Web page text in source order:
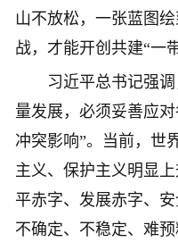
山不放松，一张蓝图
战，才能开创共建“一
习近平总书记强调
量发展，必须妥善应
冲突影响”。当前，世
主义、保护主义明显
平赤字、发展赤字、
不确定、不稳定、难